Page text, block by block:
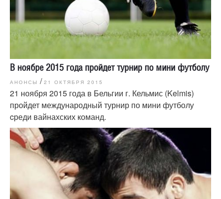
В ноябре 2015 года пройдет турнир по мини футболу
АНОНСЫ / 21 ОКТЯБРЯ 2015
21 ноября 2015 года в Бельгии г. Кельмис (Kelmis)
пройдет международный турнир по мини футболу
cреди вайнахских команд.